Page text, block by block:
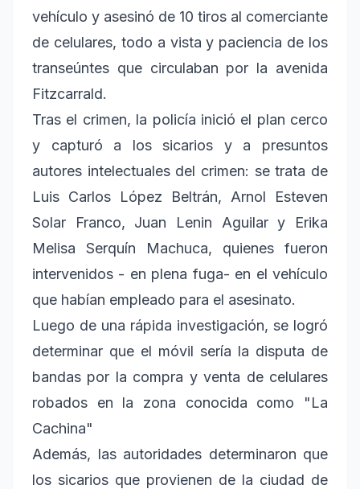
vehículo y asesinó de 10 tiros al comerciante
de celulares, todo a vista y paciencia de los
transeúntes que circulaban por la avenida
Fitzcarrald.
Tras el crimen, la policía inició el plan cerco
y capturó a los sicarios y a presuntos
autores intelectuales del crimen: se trata de
Luis Carlos López Beltrán, Arnol Esteven
Solar Franco, Juan Lenin Aguilar y Erika
Melisa Serquín Machuca, quienes fueron
intervenidos - en plena fuga- en el vehículo
que habían empleado para el asesinato.
Luego de una rápida investigación, se logró
determinar que el móvil sería la disputa de
bandas por la compra y venta de celulares
robados en la zona conocida como "La
Cachina"
Además, las autoridades determinaron que
los sicarios que provienen de la ciudad de